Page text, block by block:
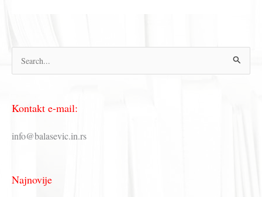
р
т
р
а
Kontakt e-mail:
info@balasevic.in.rs
Najnovije